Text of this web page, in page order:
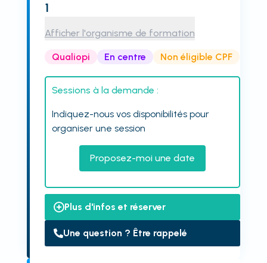
1
Afficher l'organisme de formation
Qualiopi En centre Non éligible CPF
Sessions à la demande :
Indiquez-nous vos disponibilités pour
organiser une session
Proposez-moi une date
Plus d'infos et réserver
Une question ? Être rappelé